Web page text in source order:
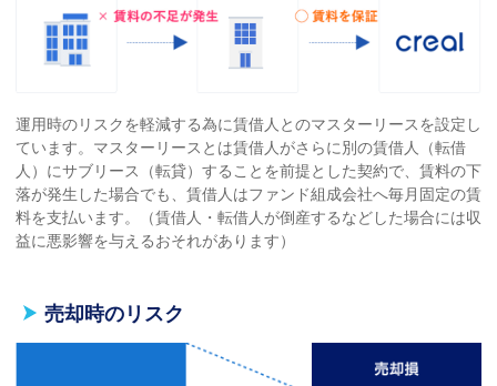
運用時のリスクを軽減する為に賃借人とのマスターリースを設定し
ています。マスターリースとは賃借⼈がさらに別の賃借⼈（転借
⼈）にサブリース（転貸）することを前提とした契約で、賃料の下
落が発⽣した場合でも、賃借⼈はファンド組成会社へ毎⽉固定の賃
料を⽀払います。（賃借⼈・転借⼈が倒産するなどした場合には収
益に悪影響を与えるおそれがあります）
売却時のリスク